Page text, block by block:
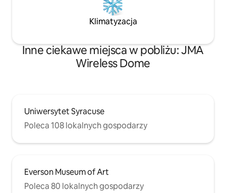
Klimatyzacja
Inne ciekawe miejsca w pobliżu: JMA
Wireless Dome
Uniwersytet Syracuse
Poleca 108 lokalnych gospodarzy
Everson Museum of Art
Poleca 80 lokalnych gospodarzy